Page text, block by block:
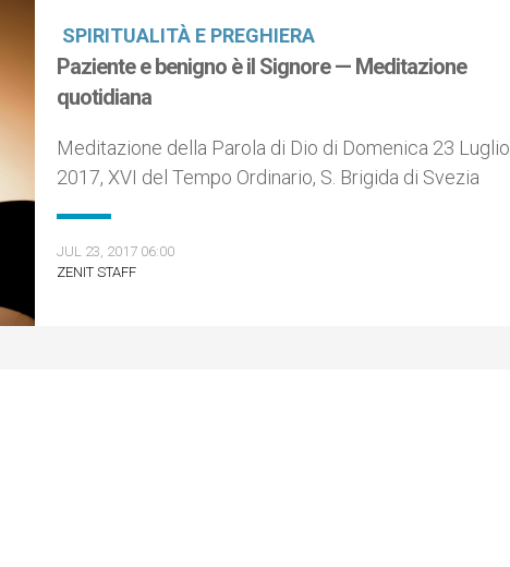
SPIRITUALITÀ E PREGHIERA
Paziente e benigno è il Signore — Meditazione
quotidiana
Meditazione della Parola di Dio di Domenica 23 Luglio
2017, XVI del Tempo Ordinario, S. Brigida di Svezia
JUL 23, 2017 06:00
ZENIT STAFF